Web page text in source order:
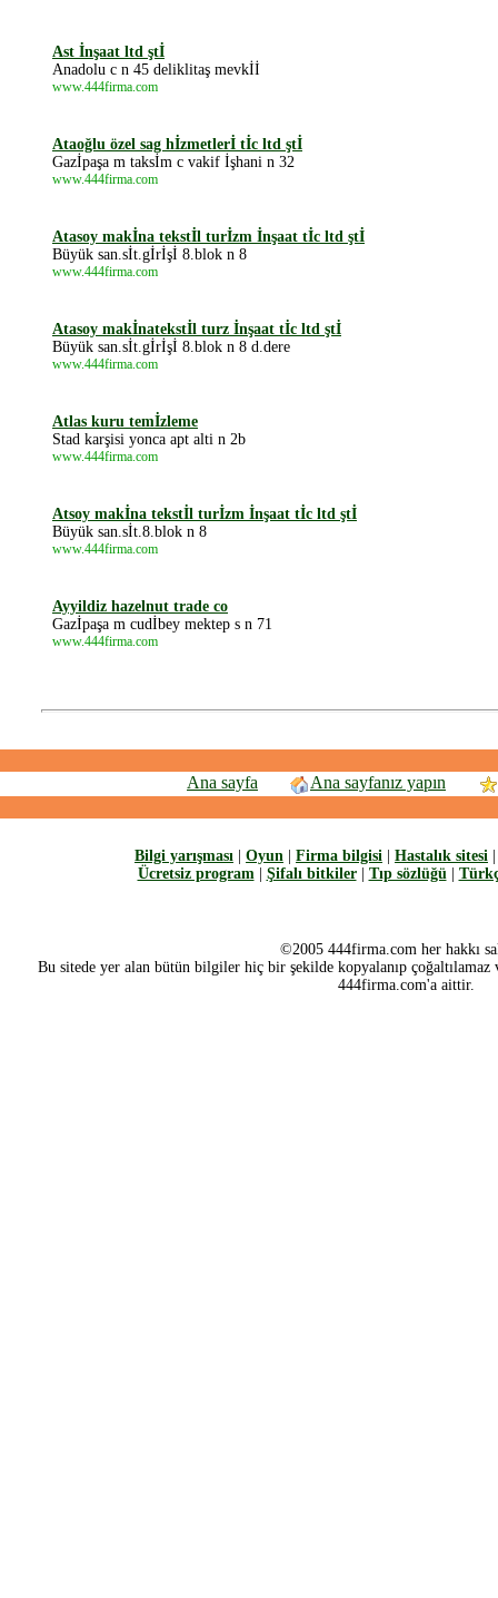
Ast İnşaat ltd ştİ
Anadolu c n 45 deliklitaş mevkİİ
www.444firma.com
Ataoğlu özel sag hİzmetlerİ tİc ltd ştİ
Gazİpaşa m taksİm c vakif İşhani n 32
www.444firma.com
Atasoy makİna tekstİl turİzm İnşaat tİc ltd ştİ
Büyük san.sİt.gİrİşİ 8.blok n 8
www.444firma.com
Atasoy makİnatekstİl turz İnşaat tİc ltd ştİ
Büyük san.sİt.gİrİşİ 8.blok n 8 d.dere
www.444firma.com
Atlas kuru temİzleme
Stad karşisi yonca apt alti n 2b
www.444firma.com
Atsoy makİna tekstİl turİzm İnşaat tİc ltd ştİ
Büyük san.sİt.8.blok n 8
www.444firma.com
Ayyildiz hazelnut trade co
Gazİpaşa m cudİbey mektep s n 71
www.444firma.com
Ana sayfa Ana sayfanız yapın
Bilgi yarışması Oyun Firma bilgisi Hastalık sitesi
Ücretsiz program| Şifalı bitkiler| Tıp sözlüğü|
©2005 444firma.com her hakkı
Bu sitede yer alan bütün bilgiler hiç bir şekilde kopyalanıp
444firma.com'a aittir.